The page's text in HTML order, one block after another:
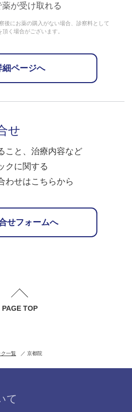
薬が受け取れる
後にお薬の購入がない場合、診察料として
頂く場合がございます。
細ページへ
せ
こと、治療内容など
クに関する
わせはこちらから
せフォームへ
PAGE TOP
ク一覧 京都院
て